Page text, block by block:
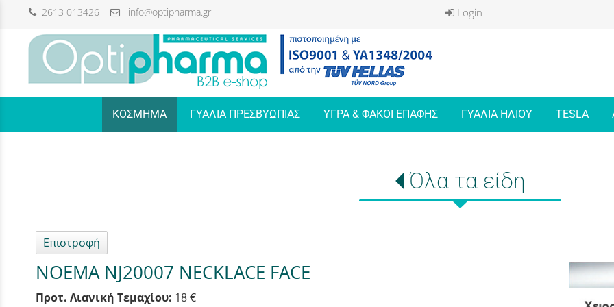
2613 013426 info@optipharma.gr Login
ΚΟΣΜΗΜΑ ΓΥΑΛΙΑ ΠΡΕΣΒΥΩΠΙΑΣ ΥΓΡΑ & ΦΑΚΟΙ ΕΠΑΦΗΣ ΓΥΑΛΙΑ ΗΛΙΟΥ TESLA
Όλα τα είδη
Επιστροφή
NOEMA NJ20007 NECKLACE FACE
Προτ. Λιανική Τεμαχίου: 18 €